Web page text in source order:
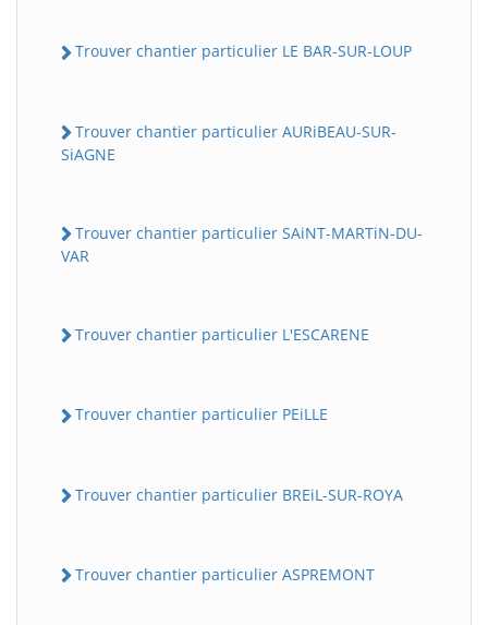
Trouver chantier particulier LE BAR-SUR-LOUP
Trouver chantier particulier AURiBEAU-SUR-
SiAGNE
Trouver chantier particulier SAiNT-MARTiN-DU-
VAR
Trouver chantier particulier L'ESCARENE
Trouver chantier particulier PEiLLE
Trouver chantier particulier BREiL-SUR-ROYA
Trouver chantier particulier ASPREMONT